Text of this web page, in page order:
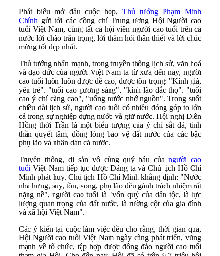
Phát biểu mở đầu cuộc họp,Thủ tướng Phạm Minh
Chính gửi tới các đồng chí Trung ương Hội Người cao
tuổi Việt Nam, cùng tất cả hội viên người cao tuổi trên cả
nước lời chào trân trọng, lời thăm hỏi thân thiết và lời chúc
mừng tốt đẹp nhất.
Thủ tướng nhấn mạnh, trong truyền thống lịch sử, văn hoá
và đạo đức của người Việt Nam ta từ xưa đến nay, người
cao tuổi luôn luôn được đề cao, được tôn trọng: "Kính già,
yêu trẻ", "tuổi cao gương sáng", "kính lão đắc thọ", "tuổi
cao ý chí càng cao", "uống nước nhớ nguồn". Trong suốt
chiều dài lịch sử, người cao tuổi có nhiều đóng góp to lớn
cả trong sự nghiệp dựng nước và giữ nước. Hội nghị Diên
Hồng thời Trần là một biểu tượng của ý chí sắt đá, tinh
thần quyết tâm, đồng lòng bảo vệ đất nước của các bậc
phụ lão và nhân dân cả nước.
Truyền thống, di sản vô cùng quý báu củangười cao
tuổi Việt Nam tiếp tục được Đảng ta và Chủ tịch Hồ Chí
Minh phát huy. Chủ tịch Hồ Chí Minh khẳng định: "Nước
nhà hưng, suy, tồn, vong, phụ lão đều gánh trách nhiệm rất
nặng nề", người cao tuổi là "vốn quý của dân tộc, là lực
lượng quan trọng của đất nước, là rường cột của gia đình
và xã hội Việt Nam".
Các ý kiến tại cuộc làm việc đều cho rằng, thời gian qua,
Hội Người cao tuổi Việt Nam ngày càng phát triển, vững
mạnh về tổ chức, tập hợp được đông đảo người cao tuổi